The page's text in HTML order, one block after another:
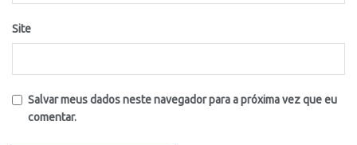
Site
Salvar meus dados neste navegador para a próxima vez que eu
comentar.